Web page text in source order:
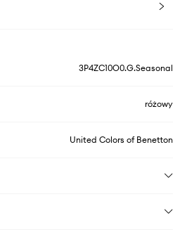
3P4ZC10O0.G.Seasonal
różowy
United Colors of Benetton